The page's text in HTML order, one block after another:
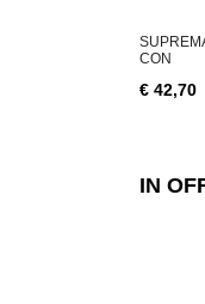
CON
€ 42,70
IN